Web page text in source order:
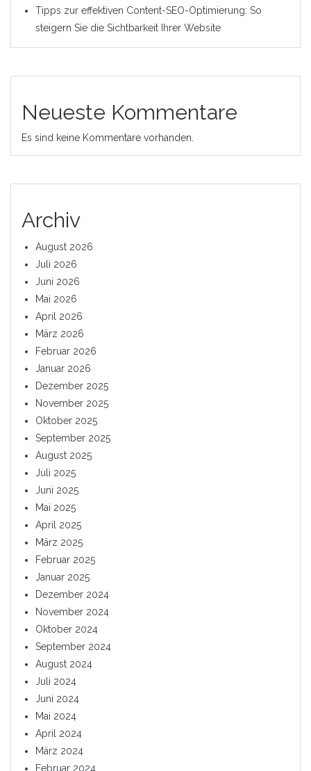
Tipps zur effektiven Content-SEO-Optimierung: So
steigern Sie die Sichtbarkeit Ihrer Website
Neueste Kommentare
Es sind keine Kommentare vorhanden.
Archiv
August 2026
Juli 2026
Juni 2026
Mai 2026
April 2026
März 2026
Februar 2026
Januar 2026
Dezember 2025
November 2025
Oktober 2025
September 2025
August 2025
Juli 2025
Juni 2025
Mai 2025
April 2025
März 2025
Februar 2025
Januar 2025
Dezember 2024
November 2024
Oktober 2024
September 2024
August 2024
Juli 2024
Juni 2024
Mai 2024
April 2024
März 2024
Februar 2024